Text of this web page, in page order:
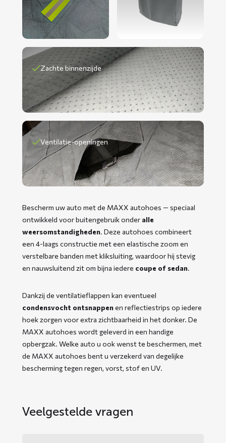
Zachte binnenzijde
Ventilatie-openingen
Bescherm uw auto met de MAXX autohoes — speciaal
ontwikkeld voor buitengebruik onder alle
weersomstandigheden. Deze autohoes combineert
een 4-laags constructie met een elastische zoom en
verstelbare banden met kliksluiting, waardoor hij stevig
en nauwsluitend zit om bijna iedere coupe of sedan.
Dankzij de ventilatieflappen kan eventueel
condensvocht ontsnappenen reflectiestrips op iedere
hoek zorgen voor extra zichtbaarheid in het donker. De
MAXX autohoes wordt geleverd in een handige
opbergzak. Welke auto u ook wenst te beschermen, met
de MAXX autohoes bent u verzekerd van degelijke
bescherming tegen regen, vorst, stof en UV.
Veelgestelde vragen